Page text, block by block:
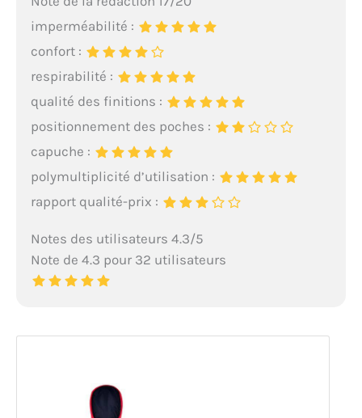
imperméabilité :
confort :
respirabilité :
qualité des finitions :
positionnement des poches :
capuche :
polymultiplicité d’utilisation :
rapport qualité-prix :
Notes des utilisateurs 4.3/5
Note de 4.3 pour 32 utilisateurs